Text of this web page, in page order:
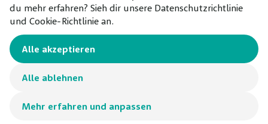
du mehr erfahren? Sieh dir unsere Datenschutzrichtlinie
und Cookie-Richtlinie an.
Mehr erfahren und anpassen
Alle ablehnen
Alle akzeptieren